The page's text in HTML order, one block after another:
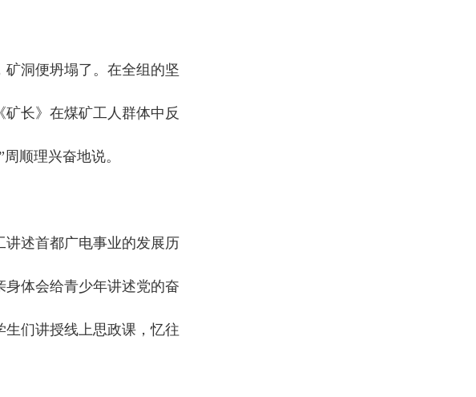
洞便坍塌了。在全组的坚
长》在煤矿工人群体中反
顺理兴奋地说。
述首都广电事业的发展历
体会给青少年讲述党的奋
生们讲授线上思政课，忆往